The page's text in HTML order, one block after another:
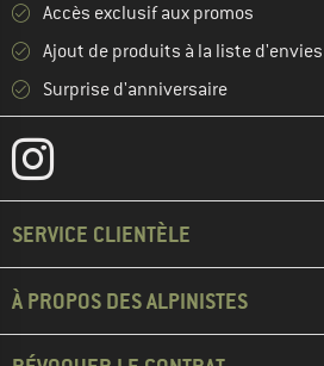
Accès exclusif aux promos
Ajout de produits à la liste d'envies
Surprise d'anniversaire
SERVICE CLIENTÈLE
À PROPOS DES ALPINISTES